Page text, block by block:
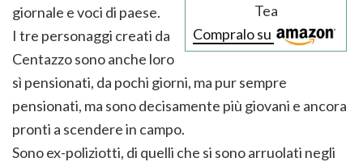
Tea
Compralo su
giornale e voci di paese.
I tre personaggi creati da
Centazzo sono anche loro
sì pensionati, da pochi giorni, ma pur sempre
pensionati, ma sono decisamente più giovani e ancora
pronti a scendere in campo.
Sono ex-poliziotti, di quelli che si sono arruolati negli